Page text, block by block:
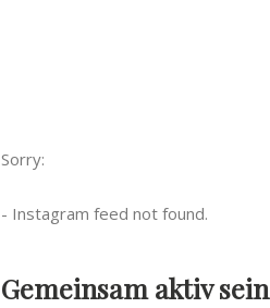
Sorry:
- Instagram feed not found.
Gemeinsam aktiv sein